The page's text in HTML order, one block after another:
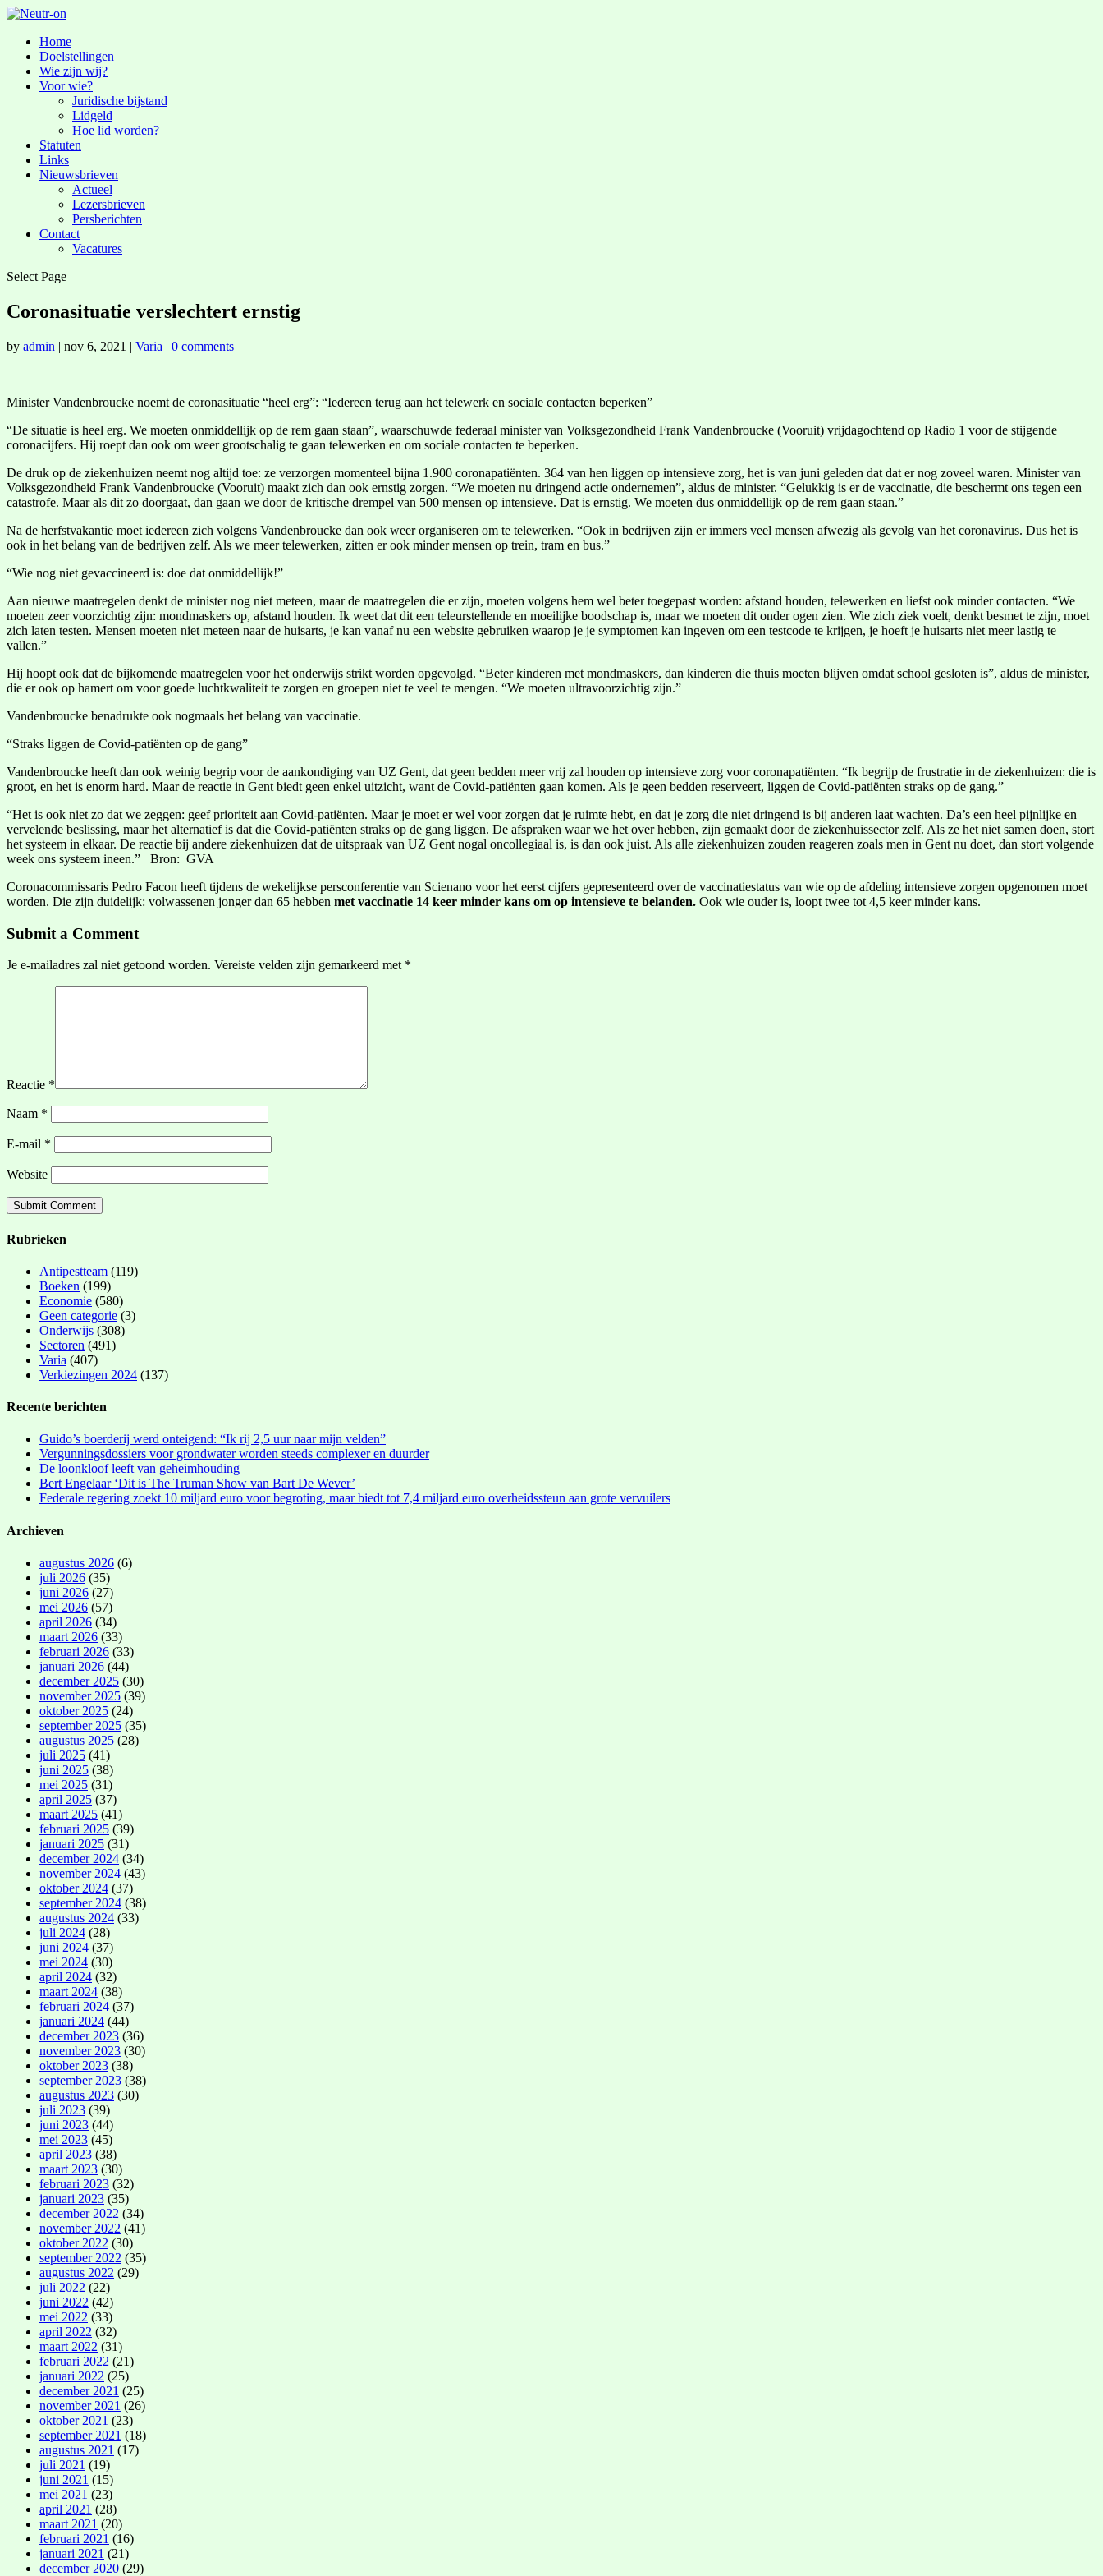
Home
Doelstellingen
Wie zijn wij?
Voor wie?
Juridische bijstand
Lidgeld
Hoe lid worden?
Statuten
Links
Nieuwsbrieven
Actueel
Lezersbrieven
Persberichten
Contact
Vacatures
Select Page
Coronasituatie verslechtert ernstig
by admin | nov 6, 2021 | Varia | 0 comments
Minister Vandenbroucke noemt de coronasituatie “heel erg”: “Iedereen terug aan het telewerk en sociale contacten beperken”
“De situatie is heel erg. We moeten onmiddellijk op de rem gaan staan”, waarschuwde federaal minister van Volksgezondheid Frank Vandenbroucke (Vooruit) vrijdagochtend op Radio 1 voor de stijgende
coronacijfers. Hij roept dan ook om weer grootschalig te gaan telewerken en om sociale contacten te beperken.
De druk op de ziekenhuizen neemt nog altijd toe: ze verzorgen momenteel bijna 1.900 coronapatiënten. 364 van hen liggen op intensieve zorg, het is van juni geleden dat dat er nog zoveel waren. Minister van
Volksgezondheid Frank Vandenbroucke (Vooruit) maakt zich dan ook ernstig zorgen. “We moeten nu dringend actie ondernemen”, aldus de minister. “Gelukkig is er de vaccinatie, die beschermt ons tegen een
catastrofe. Maar als dit zo doorgaat, dan gaan we door de kritische drempel van 500 mensen op intensieve. Dat is ernstig. We moeten dus onmiddellijk op de rem gaan staan.”
Na de herfstvakantie moet iedereen zich volgens Vandenbroucke dan ook weer organiseren om te telewerken. “Ook in bedrijven zijn er immers veel mensen afwezig als gevolg van het coronavirus. Dus het is
ook in het belang van de bedrijven zelf. Als we meer telewerken, zitten er ook minder mensen op trein, tram en bus.”
“Wie nog niet gevaccineerd is: doe dat onmiddellijk!”
Aan nieuwe maatregelen denkt de minister nog niet meteen, maar de maatregelen die er zijn, moeten volgens hem wel beter toegepast worden: afstand houden, telewerken en liefst ook minder contacten. “We
moeten zeer voorzichtig zijn: mondmaskers op, afstand houden. Ik weet dat dit een teleurstellende en moeilijke boodschap is, maar we moeten dit onder ogen zien. Wie zich ziek voelt, denkt besmet te zijn, moet
zich laten testen. Mensen moeten niet meteen naar de huisarts, je kan vanaf nu een website gebruiken waarop je je symptomen kan ingeven om een testcode te krijgen, je hoeft je huisarts niet meer lastig te
vallen.”
Hij hoopt ook dat de bijkomende maatregelen voor het onderwijs strikt worden opgevolgd. “Beter kinderen met mondmaskers, dan kinderen die thuis moeten blijven omdat school gesloten is”, aldus de minister,
die er ook op hamert om voor goede luchtkwaliteit te zorgen en groepen niet te veel te mengen. “We moeten ultravoorzichtig zijn.”
Vandenbroucke benadrukte ook nogmaals het belang van vaccinatie.
“Straks liggen de Covid-patiënten op de gang”
Vandenbroucke heeft dan ook weinig begrip voor de aankondiging van UZ Gent, dat geen bedden meer vrij zal houden op intensieve zorg voor coronapatiënten. “Ik begrijp de frustratie in de ziekenhuizen: die is
groot, en het is enorm hard. Maar de reactie in Gent biedt geen enkel uitzicht, want de Covid-patiënten gaan komen. Als je geen bedden reserveert, liggen de Covid-patiënten straks op de gang.”
“Het is ook niet zo dat we zeggen: geef prioriteit aan Covid-patiënten. Maar je moet er wel voor zorgen dat je ruimte hebt, en dat je zorg die niet dringend is bij anderen laat wachten. Da’s een heel pijnlijke en
vervelende beslissing, maar het alternatief is dat die Covid-patiënten straks op de gang liggen. De afspraken waar we het over hebben, zijn gemaakt door de ziekenhuissector zelf. Als ze het niet samen doen, stort
het systeem in elkaar. De reactie bij andere ziekenhuizen dat de uitspraak van UZ Gent nogal oncollegiaal is, is dan ook juist. Als alle ziekenhuizen zouden reageren zoals men in Gent nu doet, dan stort volgende
week ons systeem ineen.” Bron: GVA
Coronacommissaris Pedro Facon heeft tijdens de wekelijkse persconferentie van Scienano voor het eerst cijfers gepresenteerd over de vaccinatiestatus van wie op de afdeling intensieve zorgen opgenomen moet
worden. Die zijn duidelijk: volwassenen jonger dan 65 hebben met vaccinatie 14 keer minder kans om op intensieve te belanden. Ook wie ouder is, loopt twee tot 4,5 keer minder kans.
Submit a Comment
Je e-mailadres zal niet getoond worden. Vereiste velden zijn gemarkeerd met *
Reactie *
Naam *
E-mail *
Website
Rubrieken
Antipestteam (119)
Boeken (199)
Economie (580)
Geen categorie (3)
Onderwijs (308)
Sectoren (491)
Varia (407)
Verkiezingen 2024 (137)
Recente berichten
Guido’s boerderij werd onteigend: “Ik rij 2,5 uur naar mijn velden”
Vergunningsdossiers voor grondwater worden steeds complexer en duurder
De loonkloof leeft van geheimhouding
Bert Engelaar ‘Dit is The Truman Show van Bart De Wever’
Federale regering zoekt 10 miljard euro voor begroting, maar biedt tot 7,4 miljard euro overheidssteun aan grote vervuilers
Archieven
augustus 2026 (6)
juli 2026 (35)
juni 2026 (27)
mei 2026 (57)
april 2026 (34)
maart 2026 (33)
februari 2026 (33)
januari 2026 (44)
december 2025 (30)
november 2025 (39)
oktober 2025 (24)
september 2025 (35)
augustus 2025 (28)
juli 2025 (41)
juni 2025 (38)
mei 2025 (31)
april 2025 (37)
maart 2025 (41)
februari 2025 (39)
januari 2025 (31)
december 2024 (34)
november 2024 (43)
oktober 2024 (37)
september 2024 (38)
augustus 2024 (33)
juli 2024 (28)
juni 2024 (37)
mei 2024 (30)
april 2024 (32)
maart 2024 (38)
februari 2024 (37)
januari 2024 (44)
december 2023 (36)
november 2023 (30)
oktober 2023 (38)
september 2023 (38)
augustus 2023 (30)
juli 2023 (39)
juni 2023 (44)
mei 2023 (45)
april 2023 (38)
maart 2023 (30)
februari 2023 (32)
januari 2023 (35)
december 2022 (34)
november 2022 (41)
oktober 2022 (30)
september 2022 (35)
augustus 2022 (29)
juli 2022 (22)
juni 2022 (42)
mei 2022 (33)
april 2022 (32)
maart 2022 (31)
februari 2022 (21)
januari 2022 (25)
december 2021 (25)
november 2021 (26)
oktober 2021 (23)
september 2021 (18)
augustus 2021 (17)
juli 2021 (19)
juni 2021 (15)
mei 2021 (23)
april 2021 (28)
maart 2021 (20)
februari 2021 (16)
januari 2021 (21)
december 2020 (29)